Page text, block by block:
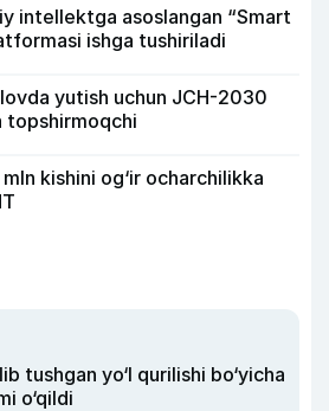
intellektga asoslangan “Smart
ishga tushiriladi
yutish uchun JCH-2030
topshirmoqchi
kishini og‘ir ocharchilikka
tushgan yo‘l qurilishi bo‘yicha
o‘qildi